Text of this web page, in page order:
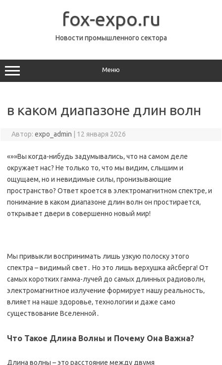
fox-expo.ru
Новости промышленного сектора
Меню
в каком диапазоне длин волн
Автор: expo_admin 12 января 2026
«»»Вы когда-нибудь задумывались‚ что на самом деле
окружает нас? Не только то‚ что мы видим‚ слышим и
ощущаем‚ но и невидимые силы‚ пронизывающие
пространство? Ответ кроется в электромагнитном спектре‚ и
понимание в каком диапазоне длин волн он простирается‚
открывает двери в совершенно новый мир!
Мы привыкли воспринимать лишь узкую полоску этого
спектра – видимый свет․ Но это лишь верхушка айсберга! От
самых коротких гамма-лучей до самых длинных радиоволн‚
электромагнитное излучение формирует нашу реальность‚
влияет на наше здоровье‚ технологии и даже само
существование Вселенной․
Что Такое Длина Волны и Почему Она Важна?
Длина волны – это расстояние между двумя